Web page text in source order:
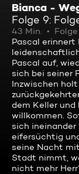
Bianca -
Folge 9:
43 Min.
Pascal erinnert
Pascal auf,
sich bei seiner
Inzwischen
dem Keller und
willkommen.
sich
eifersüchtig
seine Nacht
Stadt nimmt,
nicht mehr